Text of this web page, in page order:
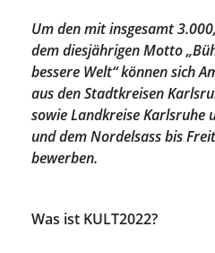
Um den mit insgesamt
dem diesjährigen Motto
bessere Welt“ können sich
aus den Stadtkreisen
sowie Landkreise Karlsruhe
und dem Nordelsass bis
bewerben.
Was ist KULT2022?